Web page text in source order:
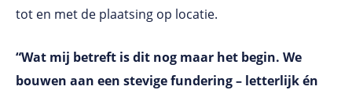
tot en met de plaatsing op locatie.
“Wat mij betreft is dit nog maar het begin. We
bouwen aan een stevige fundering – letterlijk én